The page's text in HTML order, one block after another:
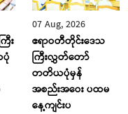
း
07 Aug, 2026
ဧရာဝတီတိုင်းဒေသ
ကြီးလွှတ်တော်
တတိယပုံမှန်
အစည်းအဝေး ပထမ
နေ့ကျင်းပ